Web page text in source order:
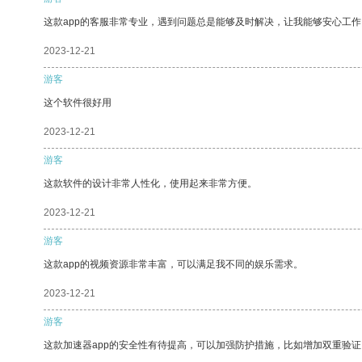
这款app的客服非常专业，遇到问题总是能够及时解决，让我能够安心工
2023-12-21
游客
这个软件很好用
2023-12-21
游客
这款软件的设计非常人性化，使用起来非常方便。
2023-12-21
游客
这款app的视频资源非常丰富，可以满足我不同的娱乐需求。
2023-12-21
游客
这款加速器app的安全性有待提高，可以加强防护措施，比如增加双重验